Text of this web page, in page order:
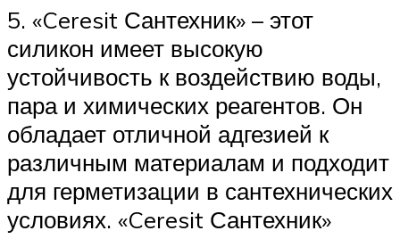
5. «Ceresit Сантехник» – этот
силикон имеет высокую
устойчивость к воздействию воды,
пара и химических реагентов. Он
обладает отличной адгезией к
различным материалам и подходит
для герметизации в сантехнических
условиях. «Ceresit Сантехник»